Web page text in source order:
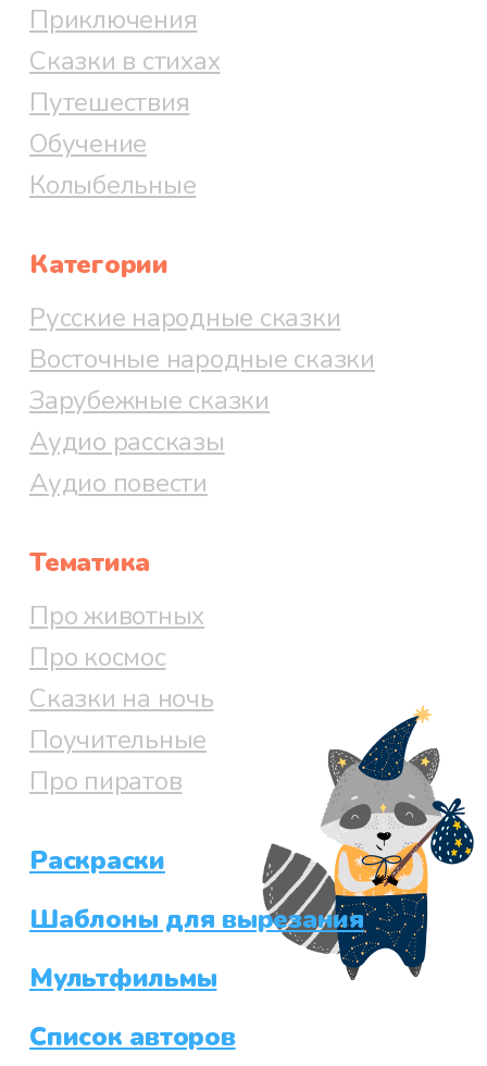
Приключения
Сказки в стихах
Путешествия
Обучение
Колыбельные
Категории
Русские народные сказки
Восточные народные сказки
Зарубежные сказки
Аудио рассказы
Аудио повести
Тематика
Про животных
Про космос
Сказки на ночь
Поучительные
Про пиратов
Раскраски
Шаблоны для вырезания
Мультфильмы
Список авторов